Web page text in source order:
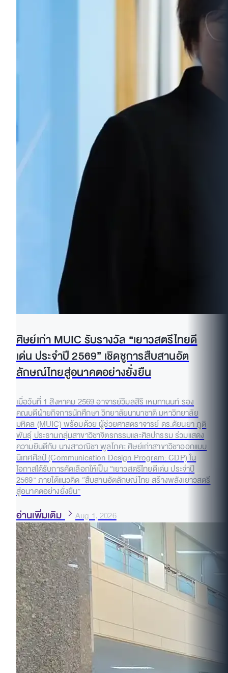
ศิษย์เก่า MUIC รับรางวัล “เยาวสตรีไทยดี
เด่น ประจำปี 2569” เชิดชูการสืบสานอัต
ลักษณ์ไทยสู่อนาคตอย่างยั่งยืน
เมื่อวันที่ 1 สิงหาคม 2569 อาจารย์วิมลสิริ เหมทานนท์ รอง
คณบดีฝ่ายกิจการนักศึกษา วิทยาลัยนานาชาติ มหาวิทยาลัย
มหิดล (MUIC) พร้อมด้วย ผู้ช่วยศาสตราจารย์ ดร.ดัยนยา ภูติ
พันธุ์ ประธานกลุ่มสาขาวิชาจิตรกรรมและศิลปกรรม ร่วมแสดง
ความยินดีกับ นางสาวณิชา พูลโภคะ ศิษย์เก่าสาขาวิชาออกแบบ
นิเทศศิลป์ (Communication Design Program: CDP) ใน
โอกาสได้รับการคัดเลือกให้เป็น “เยาวสตรีไทยดีเด่น ประจำปี
2569” ภายใต้แนวคิด “สืบสานอัตลักษณ์ไทย สร้างพลังเยาวสตรี
สู่อนาคตอย่างยั่งยืน”
อ่านเพิ่มเติม Aug 1, 2026